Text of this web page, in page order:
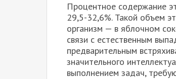
Процентное содержание
29,5-32,6%. Такой объем
организм — в яблочном
связи с естественным
предварительным
значительного
выполнением задач,